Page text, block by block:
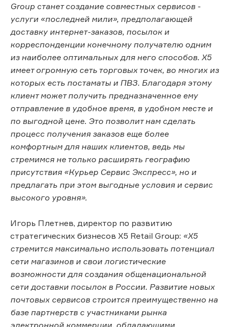
Group станет создание совместных сервисов -
услуги «последней мили», предполагающей
доставку интернет-заказов, посылок и
корреспонденции конечному получателю одним
из наиболее оптимальных для него способов. Х5
имеет огромную сеть торговых точек, во многих из
которых есть постаматы и ПВЗ. Благодаря этому
клиент может получить предназначенное ему
отправление в удобное время, в удобном месте и
по выгодной цене. Это позволит нам сделать
процесс получения заказов еще более
комфортным для наших клиентов, ведь мы
стремимся не только расширять географию
присутствия «Курьер Сервис Экспресс», но и
предлагать при этом выгодные условия и сервис
высокого уровня».
Игорь Плетнев, директор по развитию
стратегических бизнесов X5 Retail Group: «X5
стремится максимально использовать потенциал
сети магазинов и свои логистические
возможности для создания общенациональной
сети доставки посылок в России. Развитие новых
почтовых сервисов строится преимущественно на
базе партнерств с участниками рынка
электронной коммерции, обладающими